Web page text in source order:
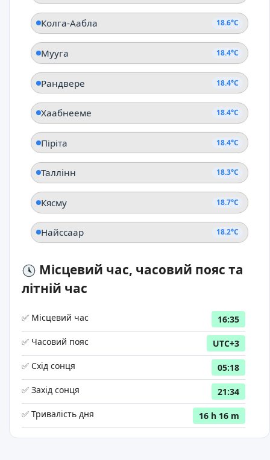
Колга-Аабла 18.6°C
Мууга 18.4°C
Рандвере 18.4°C
Хаабнееме 18.4°C
Піріта 18.4°C
Таллінн 18.3°C
Кясму 18.7°C
Найссаар 18.2°C
Місцевий час, часовий пояс та
літній час
✅ Місцевий час
16:35
✅ Часовий пояс
UTC+3
✅ Схід сонця
05:18
✅ Захід сонця
21:34
✅ Тривалість дня
16 h 16 m